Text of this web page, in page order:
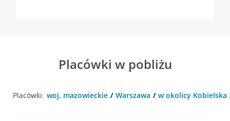
Placówki w pobliżu
Placówki: woj. mazowieckie Warszawa w okolicy Kobielska